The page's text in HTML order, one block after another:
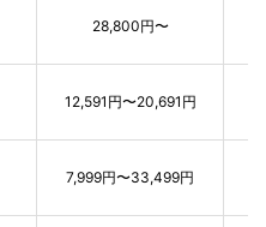
28,800円〜
12,591円〜20,691円
7,999円〜33,499円